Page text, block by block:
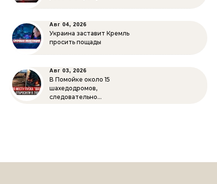
Авг 04, 2026
Украина заставит Кремль
просить пощады
Авг 03, 2026
В Помойке около 15
шахедодромов,
следовательно…